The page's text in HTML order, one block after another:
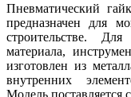
Пневматический
предназначен для
строительстве.
материала,
изготовлен из
внутренних
Модель поставляется